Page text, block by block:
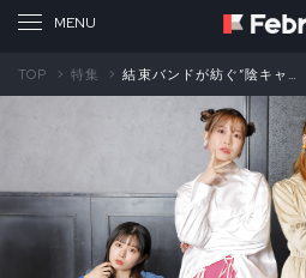
TOP 特集 結束バンドが紡ぐ“陰キャの真実”！ 『ぼっち・ざ・ろっく！』メインキャスト座談会②